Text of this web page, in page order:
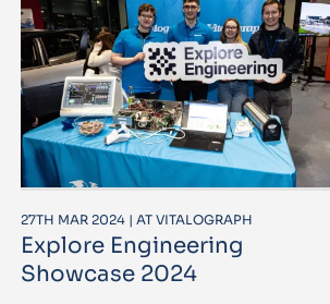
27TH MAR 2024 | AT VITALOGRAPH
Explore Engineering
Showcase 2024